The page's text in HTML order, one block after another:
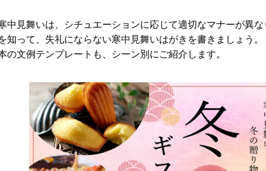
中見舞いは、シチュエーションに応じて適切なマナーが異な
知って、失礼にならない寒中見舞いはがきを書きましょう。
の文例テンプレートも、シーン別にご紹介します。